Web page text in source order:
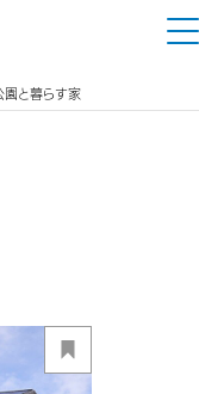
と暮らす家
ーを見る